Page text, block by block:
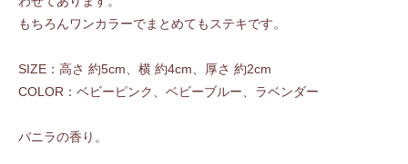
もちろんワンカラーでまとめてもステキです。
SIZE：高さ 約5cm、横 約4cm、厚さ 約2cm
COLOR：ベビーピンク、ベビーブルー、ラベンダー
バニラの香り。